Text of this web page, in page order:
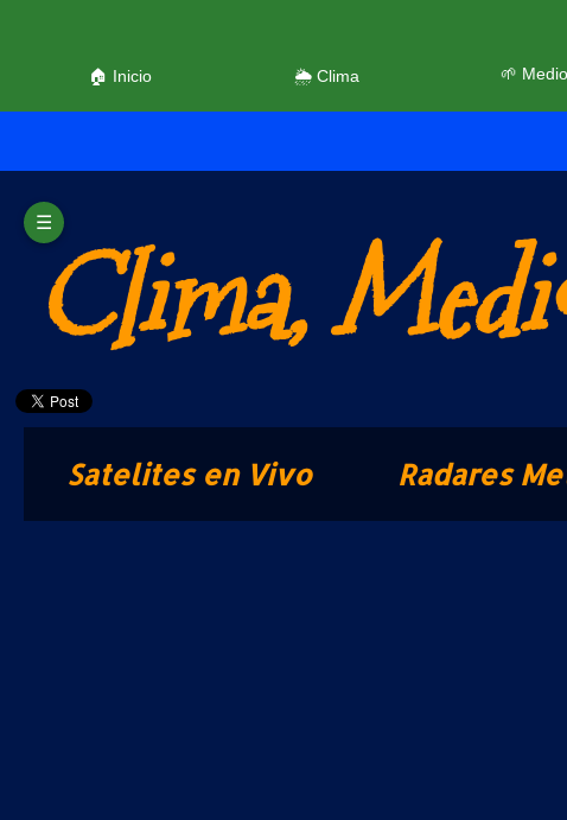
☰Clima,
🏠 Inicio 🌦️ Clima 🌱
Satelites en Vivo Radares